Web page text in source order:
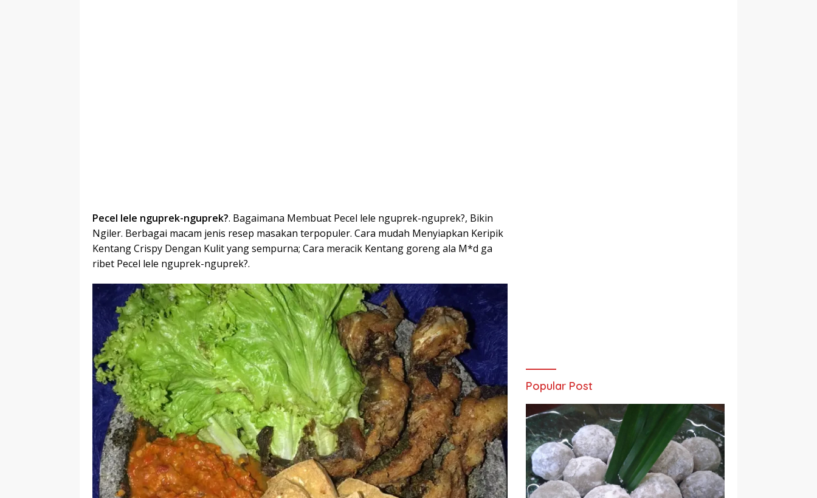
Pecel lele nguprek-nguprek?. Bagaimana Membuat Pecel lele nguprek-nguprek?, Bikin
Ngiler. Berbagai macam jenis resep masakan terpopuler. Cara mudah Menyiapkan Keripik
Kentang Crispy Dengan Kulit yang sempurna; Cara meracik Kentang goreng ala M*d ga
ribet Pecel lele nguprek-nguprek?.
Popular Post